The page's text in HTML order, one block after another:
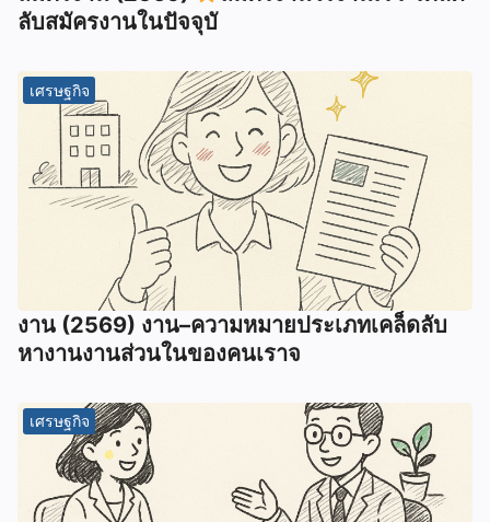
ลับสมัครงานในปัจจุบั
เศรษฐกิจ
งาน (2569) งาน–ความหมายประเภทเคล็ดลับ
หางานงานส่วนในของคนเราจ
เศรษฐกิจ